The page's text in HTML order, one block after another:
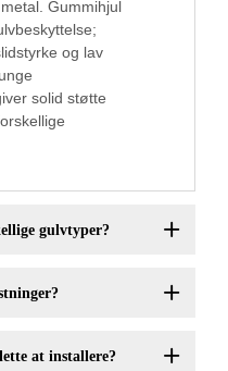
Gummihjul
og lav
solid støtte
gulvtyper?
at installere?